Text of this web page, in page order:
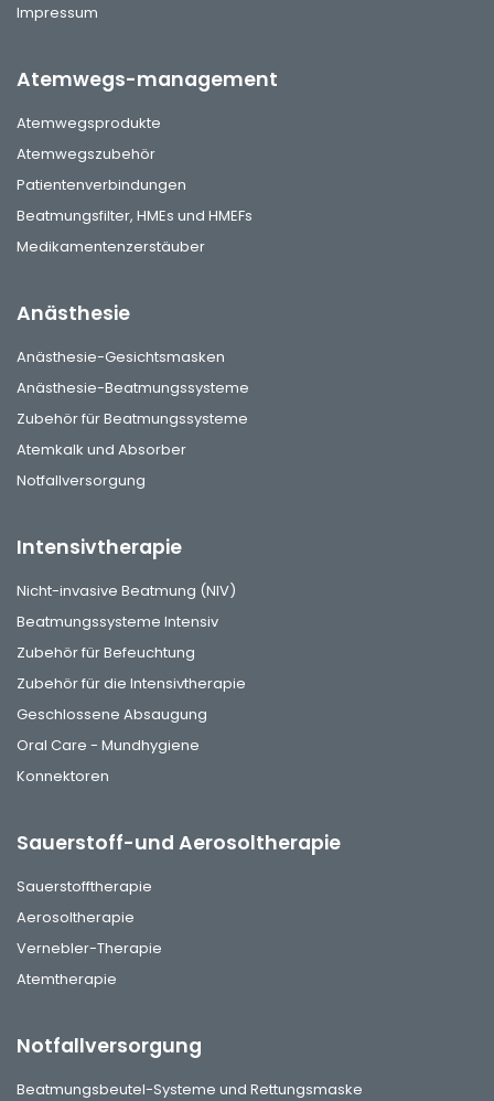
Impressum
Atemwegs-management
Atemwegsprodukte
Atemwegszubehör
Patientenverbindungen
Beatmungsfilter, HMEs und HMEFs
Medikamentenzerstäuber
Anästhesie
Anästhesie-Gesichtsmasken
Anästhesie-Beatmungssysteme
Zubehör für Beatmungssysteme
Atemkalk und Absorber
Notfallversorgung
Intensivtherapie
Nicht-invasive Beatmung (NIV)
Beatmungssysteme Intensiv
Zubehör für Befeuchtung
Zubehör für die Intensivtherapie
Geschlossene Absaugung
Oral Care - Mundhygiene
Konnektoren
Sauerstoff-und Aerosoltherapie
Sauerstofftherapie
Aerosoltherapie
Vernebler-Therapie
Atemtherapie
Notfallversorgung
Beatmungsbeutel-Systeme und Rettungsmaske